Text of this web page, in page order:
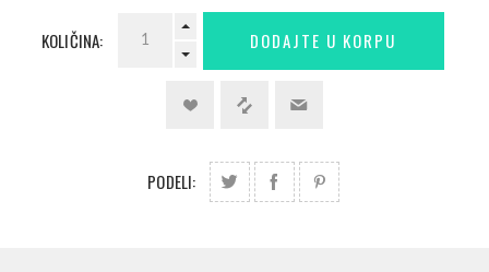
KOLIČINA:
PODELI: